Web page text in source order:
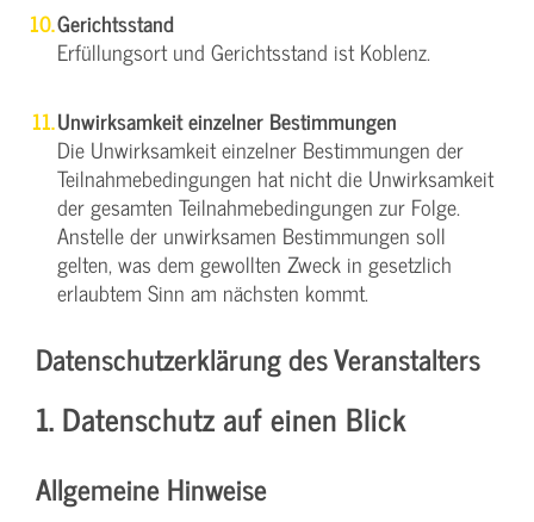
Gerichtsstand
Erfüllungsort und Gerichtsstand ist Koblenz.
Unwirksamkeit einzelner Bestimmungen
Die Unwirksamkeit einzelner Bestimmungen der
Teilnahmebedingungen hat nicht die Unwirksamkeit
der gesamten Teilnahmebedingungen zur Folge.
Anstelle der unwirksamen Bestimmungen soll
gelten, was dem gewollten Zweck in gesetzlich
erlaubtem Sinn am nächsten kommt.
Datenschutzerklärung des Veranstalters
1. Datenschutz auf einen Blick
Allgemeine Hinweise